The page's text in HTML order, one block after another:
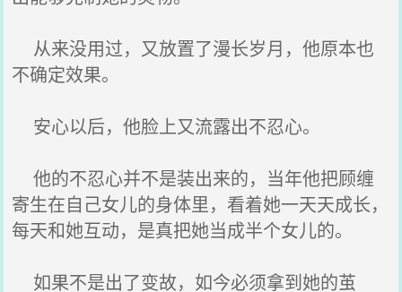
从来没用过，又放置了漫长岁月，他原本也
不确定效果。
安心以后，他脸上又流露出不忍心。
他的不忍心并不是装出来的，当年他把顾缠
寄生在自己女儿的身体里，看着她一天天成长，
每天和她互动，是真把她当成半个女儿的。
如果不是出了变故，如今必须拿到她的茧